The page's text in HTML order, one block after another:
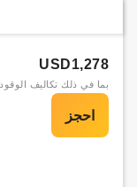
USD1,278
بما في ذلك تكاليف الوقود